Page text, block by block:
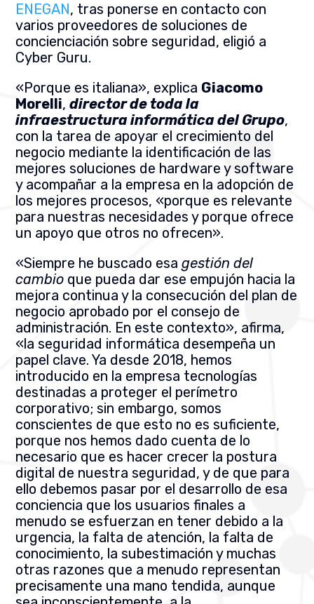
ENEGAN, tras ponerse en contacto con
varios proveedores de soluciones de
concienciación sobre seguridad, eligió a
Cyber Guru.
«Porque es italiana», explica Giacomo
Morelli,director de toda la
infraestructura informática del Grupo,
con la tarea de apoyar el crecimiento del
negocio mediante la identificación de las
mejores soluciones de hardware y software
y acompañar a la empresa en la adopción de
los mejores procesos, «porque es relevante
para nuestras necesidades y porque ofrece
un apoyo que otros no ofrecen».
«Siempre he buscado esagestión del
cambio que pueda dar ese empujón hacia la
mejora continua y la consecución del plan de
negocio aprobado por el consejo de
administración. En este contexto», afirma,
«la seguridad informática desempeña un
papel clave. Ya desde 2018, hemos
introducido en la empresa tecnologías
destinadas a proteger el perímetro
corporativo; sin embargo, somos
conscientes de que esto no es suficiente,
porque nos hemos dado cuenta de lo
necesario que es hacer crecer la postura
digital de nuestra seguridad, y de que para
ello debemos pasar por el desarrollo de esa
conciencia que los usuarios finales a
menudo se esfuerzan en tener debido a la
urgencia, la falta de atención, la falta de
conocimiento, la subestimación y muchas
otras razones que a menudo representan
precisamente una mano tendida, aunque